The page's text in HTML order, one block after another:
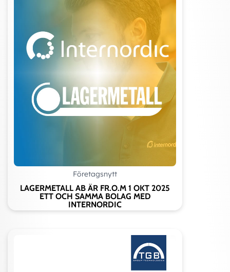
Företagsnytt
LAGERMETALL AB ÄR FR.O.M 1 OKT 2025
ETT OCH SAMMA BOLAG MED
INTERNORDIC